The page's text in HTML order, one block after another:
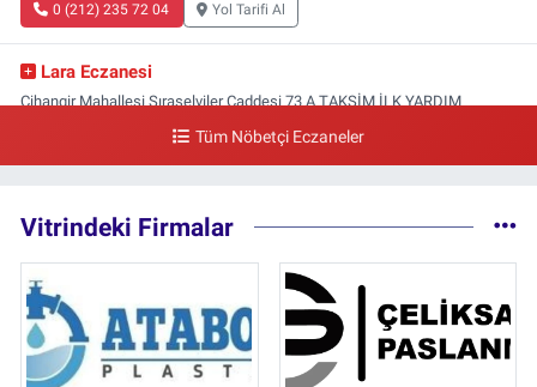
0 (212) 235 72 04 Yol Tarifi Al
Lara Eczanesi
Cihangir Mahallesi Sıraselviler Caddesi 73 A TAKSİM İLK YARDIM
Tüm Nöbetçi Eczaneler
Vitrindeki Firmalar